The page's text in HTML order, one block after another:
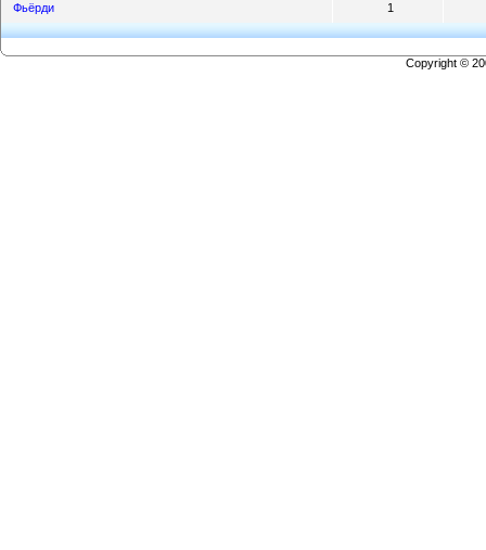
Фьёрди 1
Copyright ©